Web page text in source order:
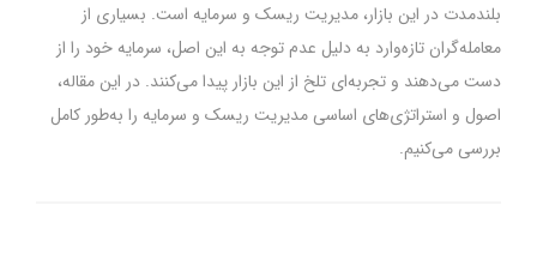
بلندمدت در این بازار، مدیریت ریسک و سرمایه است. بسیاری از
معامله‌گران تازه‌وارد به دلیل عدم توجه به این اصل، سرمایه خود را از
دست می‌دهند و تجربه‌ای تلخ از این بازار پیدا می‌کنند. در این مقاله،
اصول و استراتژی‌های اساسی مدیریت ریسک و سرمایه را به‌طور کامل
بررسی می‌کنیم.